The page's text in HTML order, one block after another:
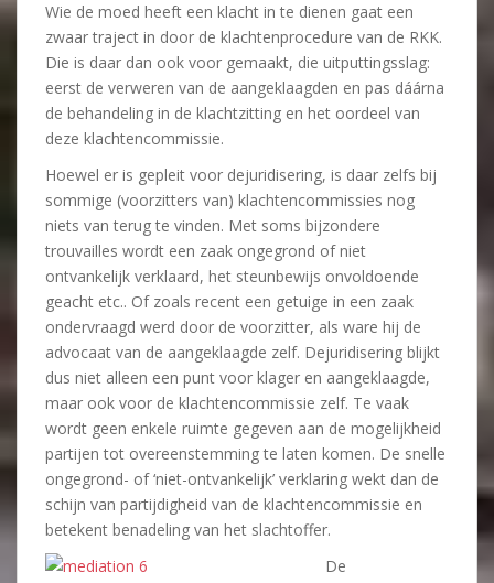
Wie de moed heeft een klacht in te dienen gaat een
zwaar traject in door de klachtenprocedure van de RKK.
Die is daar dan ook voor gemaakt, die uitputtingsslag:
eerst de verweren van de aangeklaagden en pas dáárna
de behandeling in de klachtzitting en het oordeel van
deze klachtencommissie.
Hoewel er is gepleit voor dejuridisering, is daar zelfs bij
sommige (voorzitters van) klachtencommissies nog
niets van terug te vinden. Met soms bijzondere
trouvailles wordt een zaak ongegrond of niet
ontvankelijk verklaard, het steunbewijs onvoldoende
geacht etc.. Of zoals recent een getuige in een zaak
ondervraagd werd door de voorzitter, als ware hij de
advocaat van de aangeklaagde zelf. Dejuridisering blijkt
dus niet alleen een punt voor klager en aangeklaagde,
maar ook voor de klachtencommissie zelf. Te vaak
wordt geen enkele ruimte gegeven aan de mogelijkheid
partijen tot overeenstemming te laten komen. De snelle
ongegrond- of ‘niet-ontvankelijk’ verklaring wekt dan de
schijn van partijdigheid van de klachtencommissie en
betekent benadeling van het slachtoffer.
De